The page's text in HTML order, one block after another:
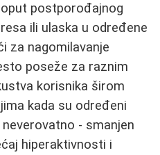
postporođajnog
ili ulaska u određene
za nagomilavanje
poseže za raznim
korisnika širom
kada su određeni
- smanjen
hiperaktivnosti i